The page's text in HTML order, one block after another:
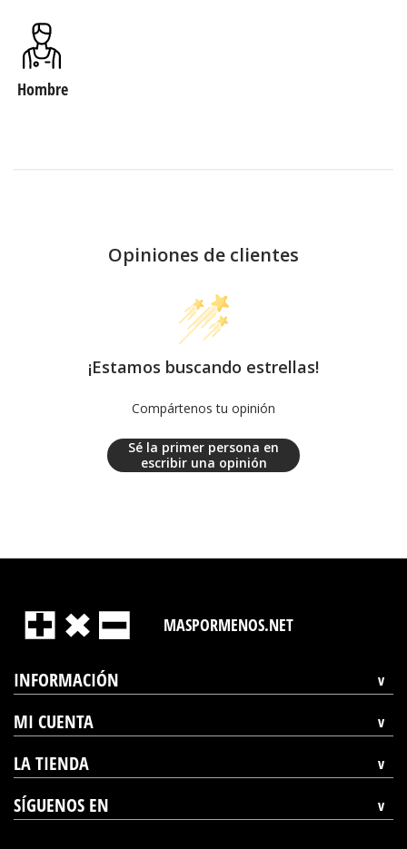
Hombre
Opiniones de clientes
¡Estamos buscando estrellas!
Compártenos tu opinión
Sé la primer persona en
escribir una opinión
MASPORMENOS.NET
INFORMACIÓN
MI CUENTA
LA TIENDA
SÍGUENOS EN